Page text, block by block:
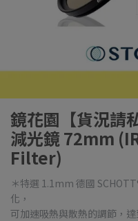
鏡花園【貨況請
減光鏡 72mm
Filter)
＊特選 1.1mm 德國
化，
可加速吸熱與散熱的調節，